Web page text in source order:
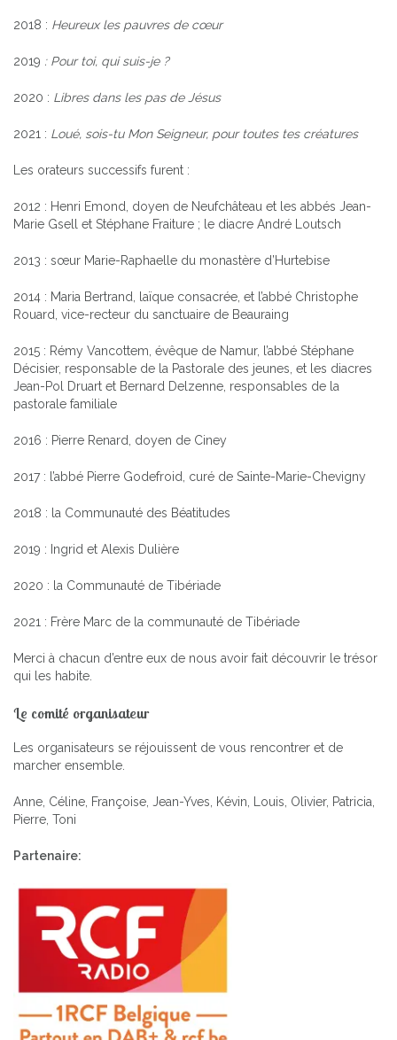
2018 : Heureux les pauvres de cœur
2019 : Pour toi, qui suis-je ?
2020 : Libres dans les pas de Jésus
2021 : Loué, sois-tu Mon Seigneur, pour toutes tes créatures
Les orateurs successifs furent :
2012 : Henri Emond, doyen de Neufchâteau et les abbés Jean-
Marie Gsell et Stéphane Fraiture ; le diacre André Loutsch
2013 : sœur Marie-Raphaelle du monastère d’Hurtebise
2014 : Maria Bertrand, laïque consacrée, et l’abbé Christophe
Rouard, vice-recteur du sanctuaire de Beauraing
2015 : Rémy Vancottem, évêque de Namur, l’abbé Stéphane
Décisier, responsable de la Pastorale des jeunes, et les diacres
Jean-Pol Druart et Bernard Delzenne, responsables de la
pastorale familiale
2016 : Pierre Renard, doyen de Ciney
2017 : l’abbé Pierre Godefroid, curé de Sainte-Marie-Chevigny
2018 : la Communauté des Béatitudes
2019 : Ingrid et Alexis Dulière
2020 : la Communauté de Tibériade
2021 : Frère Marc de la communauté de Tibériade
Merci à chacun d’entre eux de nous avoir fait découvrir le trésor
qui les habite.
Le comité organisateur
Les organisateurs se réjouissent de vous rencontrer et de
marcher ensemble.
Anne, Céline, Françoise, Jean-Yves, Kévin, Louis, Olivier, Patricia,
Pierre, Toni
Partenaire: